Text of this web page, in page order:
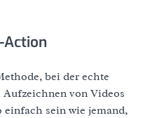
Action
bei der echte
von Videos
einfach sein wie jemand,